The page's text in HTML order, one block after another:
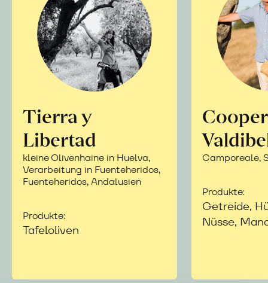
Tierra y
Libertad
kleine Olivenhaine in Huelva,
Verarbeitung in Fuenteheridos,
Fuenteheridos, Andalusien
Produkte:
Tafeloliven
Camporeale,
Produkte:
Getreide,
Nüsse,